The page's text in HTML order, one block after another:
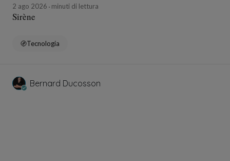
2 ago 2026 minuti di lettura
Sirène
Tecnologia
Bernard Ducosson